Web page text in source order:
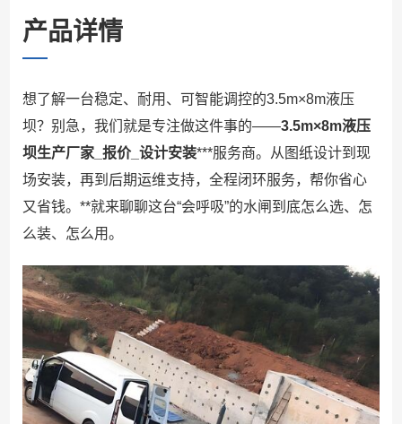
产品详情
想了解一台稳定、耐用、可智能调控的3.5m×8m液压
坝？别急，我们就是专注做这件事的——3.5m×8m液压
坝生产厂家_报价_设计安装***服务商。从图纸设计到现
场安装，再到后期运维支持，全程闭环服务，帮你省心
又省钱。**就来聊聊这台“会呼吸”的水闸到底怎么选、怎
么装、怎么用。